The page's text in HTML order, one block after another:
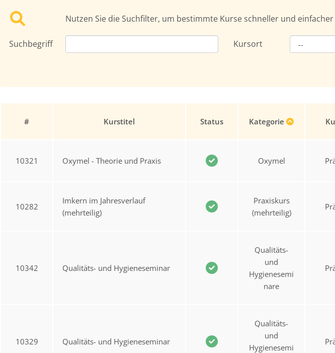
Nutzen Sie die Suchfilter, um bestimmte Kurse schneller und
Suchbegriff Kursort
# Kurstitel Status Kategorie
10321 Oxymel - Theorie und Praxis Oxymel
10282
Imkern im Jahresverlauf
(mehrteilig)
Praxiskurs
(mehrteilig)
10342 Qualitäts- und Hygieneseminar
Qualitäts-
und
Hygienesemi
nare
10329 Qualitäts- und Hygieneseminar
Qualitäts-
und
Hygienesemi